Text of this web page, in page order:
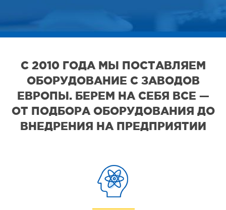
С 2010 ГОДА МЫ ПОСТАВЛЯЕМ
ОБОРУДОВАНИЕ С ЗАВОДОВ
ЕВРОПЫ. БЕРЕМ НА СЕБЯ ВСЕ —
ОТ ПОДБОРА ОБОРУДОВАНИЯ ДО
ВНЕДРЕНИЯ НА ПРЕДПРИЯТИИ